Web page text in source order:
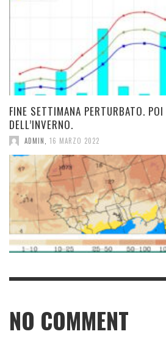
FINE SETTIMANA PERTURBATO.
DELL’INVERNO.
ADMIN 16 MARZO 2022
NO COMMENT